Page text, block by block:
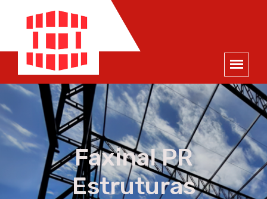
×
ORÇAMENTO
NOME *